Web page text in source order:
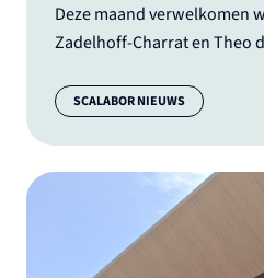
Deze maand verwelkomen
Zadelhoff-Charrat en Theo
Categorie:
SCALABOR NIEUWS